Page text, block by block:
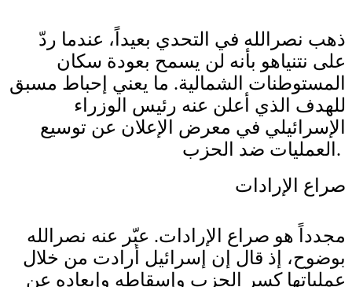
ذهب نصرالله في التحدي بعيداً، عندما ردّ
على نتنياهو بأنه لن يسمح بعودة سكان
المستوطنات الشمالية. ما يعني إحباط مسبق
للهدف الذي أعلن عنه رئيس الوزراء
الإسرائيلي في معرض الإعلان عن توسيع
العمليات ضد الحزب.
صراع الإرادات
مجدداً هو صراع الإرادات. عبّر عنه نصرالله
بوضوح، إذ قال إن إسرائيل أرادت من خلال
عملياتها كسر الحزب وإسقاطه وإبعاده عن